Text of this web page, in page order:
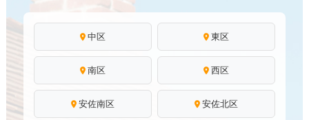
中区 東区
南区 西区
安佐南区 安佐北区